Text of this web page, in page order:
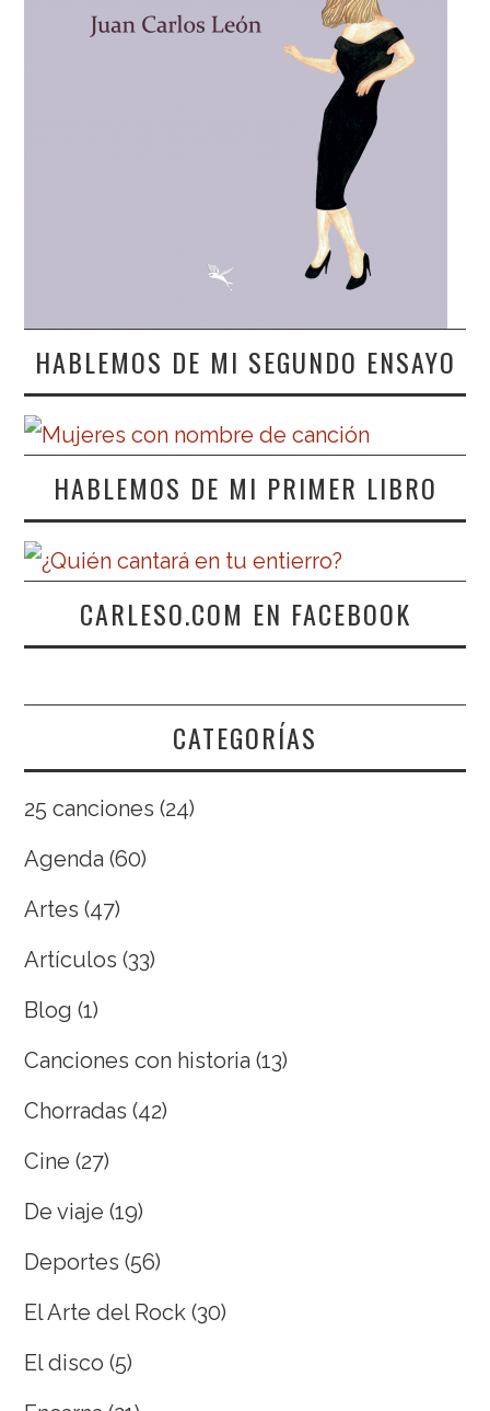
HABLEMOS DE MI SEGUNDO ENSAYO
HABLEMOS DE MI PRIMER LIBRO
CARLESO.COM EN FACEBOOK
CATEGORÍAS
25 canciones (24)
Agenda (60)
Artes (47)
Artículos (33)
Blog (1)
Canciones con historia (13)
Chorradas (42)
Cine (27)
De viaje (19)
Deportes (56)
El Arte del Rock (30)
El disco (5)